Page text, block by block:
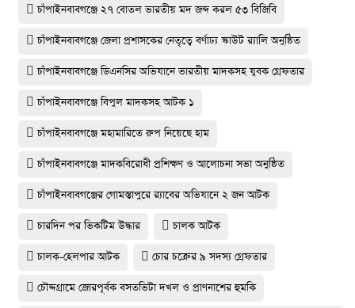
চাঁপাইনবাবগঞ্জে ২৭ বোতল ভারতীয় মদ জব্দ করল ৫৩ বিজিবি
চাঁপাইনবাবগঞ্জে জেলা প্রশাসকের নেতৃত্বে বর্ণাঢ্য স্কাউট র‍্যালি অনুষ্ঠিত
চাঁপাইনবাবগঞ্জে ডিএনসির অভিযানে ভারতীয় মাদকসহ যুবক গ্রেফতার
চাঁপাইনবাবগঞ্জে বিপুল মাদকসহ আটক ১
চাঁপাইনবাবগঞ্জে মহামারিতে রুপ নিয়েছে হাম
চাঁপাইনবাবগঞ্জে মাদকবিরোধী প্রশিক্ষণ ও আলোচনা সভা অনুষ্ঠিত
চাঁপাইনবাবগঞ্জের গোমস্তাপুরে র‍্যাবের অভিযানে ২ জন আটক
চারদিন পর ভিকটিম উদ্ধার চালক আটক
চালক-হেলপার আটক চোর চক্রের ৯ সদস্য গ্রেফতার
চৌদ্দগ্রামে জোরপূর্বক বসতভিটা দখল ও প্রাণনাশের হুমকি